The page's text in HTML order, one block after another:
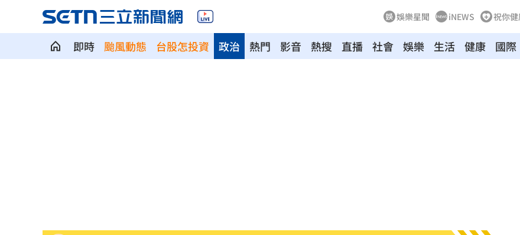
娛樂星聞 iNEWS 祝你
即時 颱風動態 台股怎投資 熱門 影音 熱搜 直播
政治 社會 娛樂 生活 健康 國際